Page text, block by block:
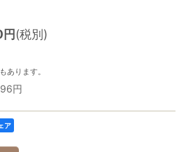
円(税別)
あります。
円
ア